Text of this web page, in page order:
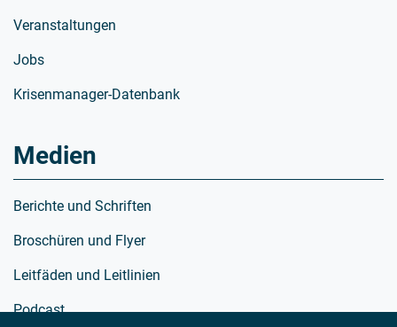
Veranstaltungen
Jobs
Krisenmanager-Datenbank
Medien
Berichte und Schriften
Broschüren und Flyer
Leitfäden und Leitlinien
Podcast